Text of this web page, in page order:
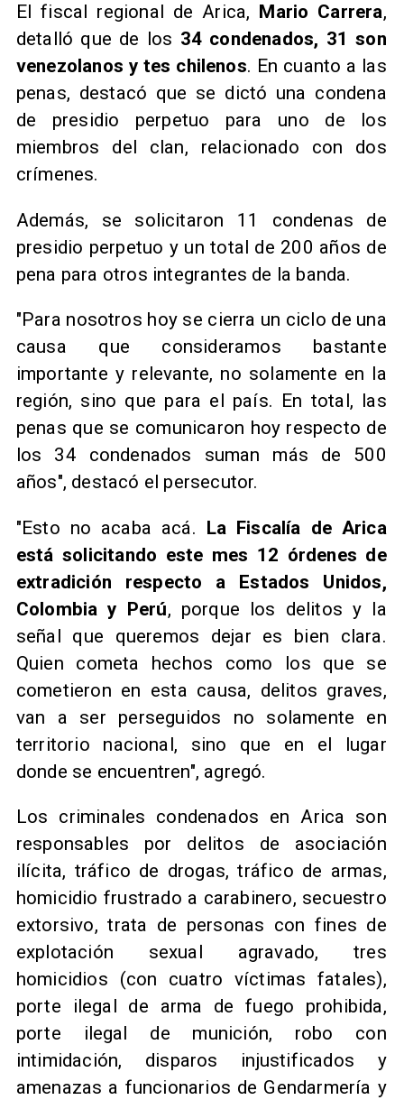
​El fiscal regional de Arica, Mario Carrera,
detalló que de los 34 condenados, 31 son
venezolanos y tes chilenos. En cuanto a las
penas, destacó que se dictó una condena
de presidio perpetuo para uno de los
miembros del clan, relacionado con dos
crímenes.
Además, se solicitaron 11 condenas de
presidio perpetuo y un total de 200 años de
pena para otros integrantes de la banda.
"Para nosotros hoy se cierra un ciclo de una
causa que consideramos bastante
importante y relevante, no solamente en la
región, sino que para el país. En total, las
penas que se comunicaron hoy respecto de
los 34 condenados suman más de 500
años", destacó el persecutor.
"Esto no acaba acá. La Fiscalía de Arica
está solicitando este mes 12 órdenes de
extradición respecto a Estados Unidos,
Colombia y Perú, porque los delitos y la
señal que queremos dejar es bien clara.
Quien cometa hechos como los que se
cometieron en esta causa, delitos graves,
van a ser perseguidos no solamente en
territorio nacional, sino que en el lugar
donde se encuentren", agregó.
Los criminales condenados en Arica son
responsables por delitos de asociación
ilícita, tráfico de drogas, tráfico de armas,
homicidio frustrado a carabinero, secuestro
extorsivo, trata de personas con fines de
explotación sexual agravado, tres
homicidios (con cuatro víctimas fatales),
porte ilegal de arma de fuego prohibida,
porte ilegal de munición, robo con
intimidación, disparos injustificados y
amenazas a funcionarios de Gendarmería y